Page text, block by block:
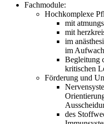
Fachmodule:
Hochkomplexe
mit
mit
im
im
Begleitung
kritischen
Förderung und
des